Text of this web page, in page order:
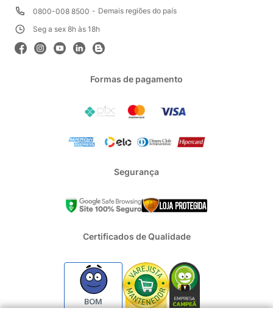
0800-008 8500
Demais regiões do país
Seg a sex 8h às 18h
Formas de pagamento
Segurança
Certificados de Qualidade
BOM